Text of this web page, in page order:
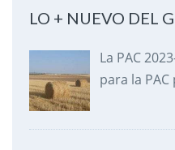
LO + NUEVO DEL
La PAC
para la